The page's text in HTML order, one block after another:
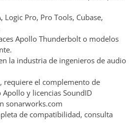
Logic Pro, Pro Tools, Cubase,
Apollo Thunderbolt o modelos
la industria de ingenieros de audio
requiere el complemento de
y licencias SoundID
sonarworks.com
de compatibilidad, consulta